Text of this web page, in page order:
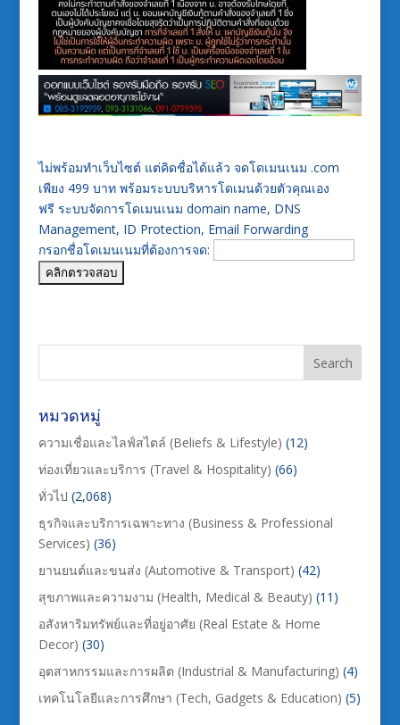
ไม่พร้อมทำเว็บไซต์ แต่คิดชื่อได้แล้ว จดโดเมนเนม .com
เพียง 499 บาท พร้อมระบบบริหารโดเมนด้วยตัวคุณเอง
ฟรี ระบบจัดการโดเมนเนม domain name, DNS
Management, ID Protection, Email Forwarding
กรอกชื่อโดเมนเนมที่ต้องการจด:
หมวดหมู่
ความเชื่อและไลฟ์สไตล์ (Beliefs & Lifestyle) (12)
ท่องเที่ยวและบริการ (Travel & Hospitality) (66)
ทั่วไป (2,068)
ธุรกิจและบริการเฉพาะทาง (Business & Professional
Services) (36)
ยานยนต์และขนส่ง (Automotive & Transport) (42)
สุขภาพและความงาม (Health, Medical & Beauty) (11)
อสังหาริมทรัพย์และที่อยู่อาศัย (Real Estate & Home
Decor) (30)
อุตสาหกรรมและการผลิต (Industrial & Manufacturing) (4)
เทคโนโลยีและการศึกษา (Tech, Gadgets & Education) (5)